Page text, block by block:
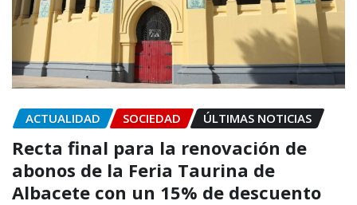
ACTUALIDAD SOCIEDAD ÚLTIMAS NOTICIAS
Recta final para la renovación de
abonos de la Feria Taurina de
Albacete con un 15% de descuento